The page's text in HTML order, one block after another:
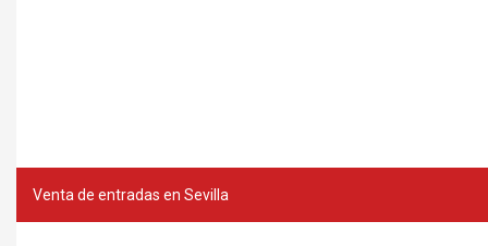
Venta de entradas en Sevilla